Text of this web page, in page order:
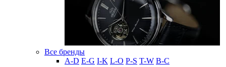
Все бренды
A-D E-G I-K L-O P-S T-W В-С